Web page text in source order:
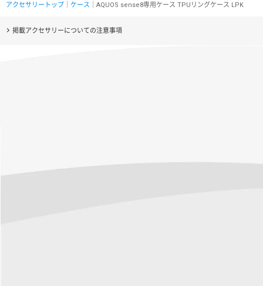
アクセサリートップ ケース ｜AQUOS sense8専用ケース TPUリングケース LPK
掲載アクセサリーについての注意事項